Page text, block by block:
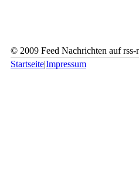
© 2009 Feed Nachrichten auf
Startseite|Impressum